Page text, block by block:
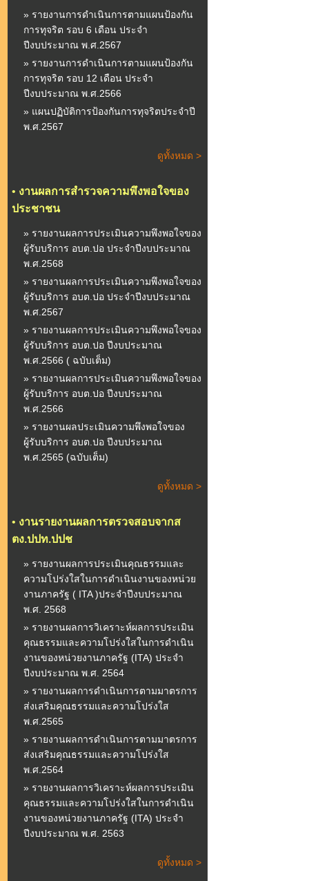
» รายงานการดำเนินการตามแผนป้องกัน
การทุจริต รอบ 6 เดือน ประจำ
ปีงบประมาณ พ.ศ.2567
» รายงานการดำเนินการตามแผนป้องกัน
การทุจริต รอบ 12 เดือน ประจำ
ปีงบประมาณ พ.ศ.2566
» แผนปฏิบัติการป้องกันการทุจริตประจำปี
พ.ศ.2567
ดูทั้งหมด >
• งานผลการสำรวจความพึงพอใจของ
ประชาชน
» รายงานผลการประเมินความพึงพอใจของ
ผู้รับบริการ อบต.ปอ ประจำปีงบประมาณ
พ.ศ.2568
» รายงานผลการประเมินความพึงพอใจของ
ผู้รับบริการ อบต.ปอ ประจำปีงบประมาณ
พ.ศ.2567
» รายงานผลการประเมินความพึงพอใจของ
ผู้รับบริการ อบต.ปอ ปีงบประมาณ
พ.ศ.2566 ( ฉบับเต็ม)
» รายงานผลการประเมินความพึงพอใจของ
ผู้รับบริการ อบต.ปอ ปีงบประมาณ
พ.ศ.2566
» รายงานผลประเมินความพึงพอใจของ
ผู้รับบริการ อบต.ปอ ปีงบประมาณ
พ.ศ.2565 (ฉบับเต็ม)
ดูทั้งหมด >
• งานรายงานผลการตรวจสอบจากส
ตง.ปปท.ปปช
» รายงานผลการประเมินคุณธรรมและ
ความโปร่งใสในการดำเนินงานของหน่วย
งานภาครัฐ ( ITA )ประจำปีงบประมาณ
พ.ศ. 2568
» รายงานผลการวิเคราะห์ผลการประเมิน
คุณธรรมและความโปร่งใสในการดำเนิน
งานของหน่วยงานภาครัฐ (ITA) ประจำ
ปีงบประมาณ พ.ศ. 2564
» รายงานผลการดำเนินการตามมาตรการ
ส่งเสริมคุณธรรมและความโปร่งใส
พ.ศ.2565
» รายงานผลการดำเนินการตามมาตรการ
ส่งเสริมคุณธรรมและความโปร่งใส
พ.ศ.2564
» รายงานผลการวิเคราะห์ผลการประเมิน
คุณธรรมและความโปร่งใสในการดำเนิน
งานของหน่วยงานภาครัฐ (ITA) ประจำ
ปีงบประมาณ พ.ศ. 2563
ดูทั้งหมด >